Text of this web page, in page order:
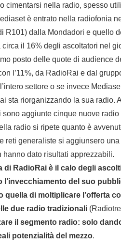
cimentarsi nella radio, spesso
è entrato nella radiofonia
R101) dalla Mondadori e quello
circa il 16% degli ascoltatori nel
posto delle quote di audience
l’11%, da RadioRai e dal
settore o se invece
sta riorganizzando la sua radio.
sono aggiunte cinque nuove
radio si ripete quanto è
reti generaliste si aggiunsero
hanno dato risultati apprezzabili.
di RadioRai è il calo degli
l’invecchiamento del suo
quella di moltiplicare l’offerta
due radio tradizionali
il segmento radio: solo
potenzialità del mezzo.